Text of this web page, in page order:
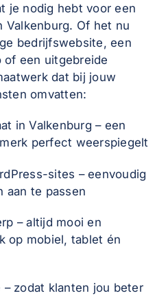
je nodig hebt voor een
Of het nu
bedrijfswebsite, een
een uitgebreide
dat bij jouw
omvatten:
in Valkenburg – een
perfect weerspiegelt
sites – eenvoudig
aan te passen
– altijd mooi en
op mobiel, tablet én
– zodat klanten jou beter